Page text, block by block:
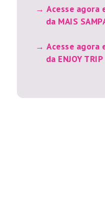
Acesse agora
da MAIS
Acesse agora
da ENJOY TRIP